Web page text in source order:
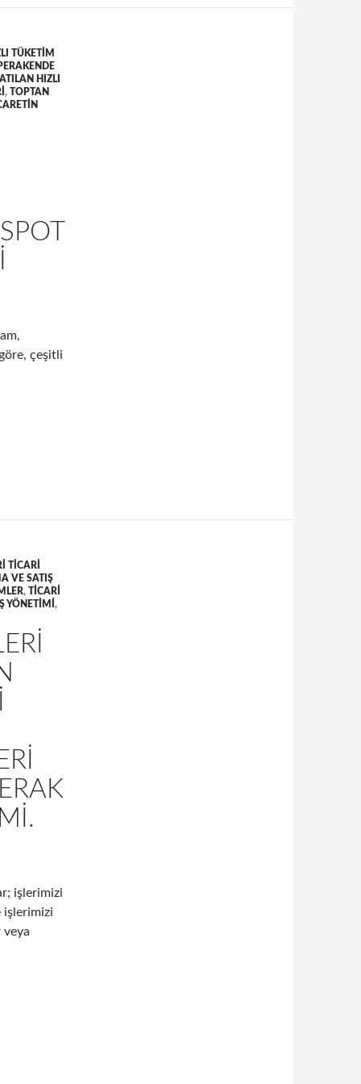
TÜKETIM
HIZLI
, TOPTAN
çeşitli
spot piyasalar ile etkileşimi
TICARI
VE SATIŞ
, TICARI
YÖNETIMI ,
işlerimizi
işlerimizi
veya
ticari faaliyetlerinde karşılaştığı problemleri çözme